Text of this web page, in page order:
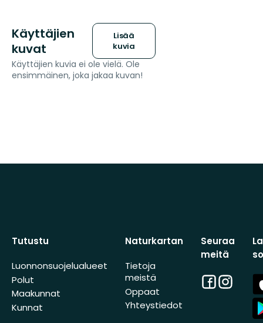
Käyttäjien
kuvat
Lisää
kuvia
Käyttäjien kuvia ei ole vielä. Ole
ensimmäinen, joka jakaa kuvan!
Tutustu
Luonnonsuojelualueet
Polut
Maakunnat
Kunnat
Naturkartan
Tietoja
meistä
Oppaat
Yhteystiedot
Seuraa
meitä
Facebook